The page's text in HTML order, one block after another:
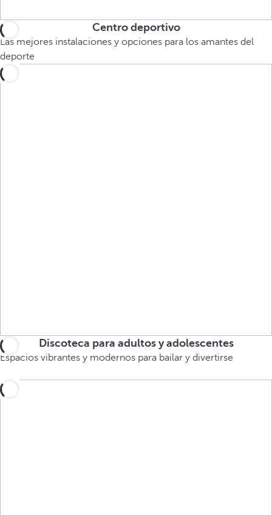
Centro deportivo
Las mejores instalaciones y opciones para los amantes del
deporte
Discoteca para adultos y adolescentes
Espacios vibrantes y modernos para bailar y divertirse